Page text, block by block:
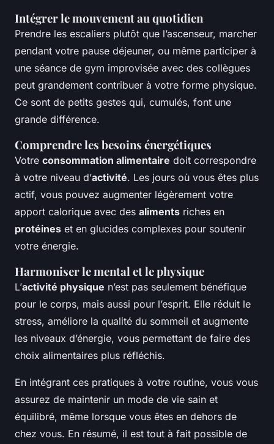
Intégrer le mouvement au quotidien
Prendre les escaliers plutôt que l’ascenseur, marcher
pendant votre pause déjeuner, ou même participer à
une séance de gym improvisée avec des collègues
peut grandement contribuer à votre forme physique.
Ce sont de petits gestes qui, cumulés, font une
grande différence.
Comprendre les besoins énergétiques
Votre consommation alimentaire doit correspondre
à votre niveau d’activité. Les jours où vous êtes plus
actif, vous pouvez augmenter légèrement votre
apport calorique avec des aliments riches en
protéines et en glucides complexes pour soutenir
votre énergie.
Harmoniser le mental et le physique
L’activité physique n’est pas seulement bénéfique
pour le corps, mais aussi pour l’esprit. Elle réduit le
stress, améliore la qualité du sommeil et augmente
les niveaux d’énergie, vous permettant de faire des
choix alimentaires plus réfléchis.
En intégrant ces pratiques à votre routine, vous vous
assurez de maintenir un mode de vie sain et
équilibré, même lorsque vous êtes en dehors de
chez vous. En résumé, il est tout à fait possible de